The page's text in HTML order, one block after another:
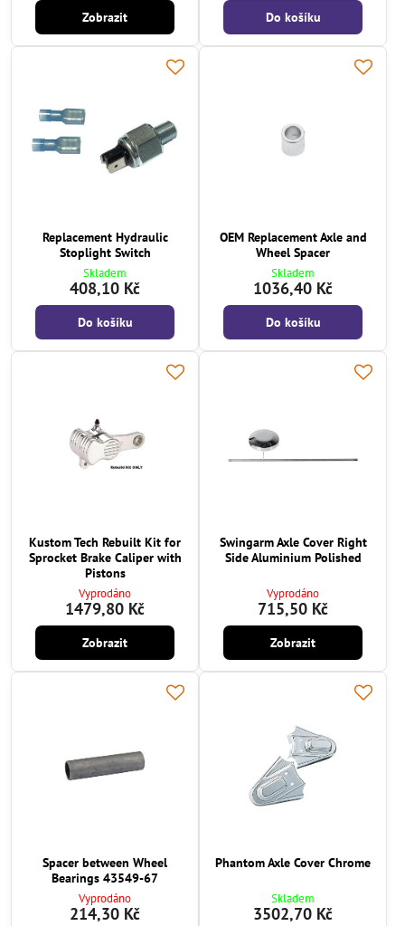
Zobrazit Do košíku
Replacement Hydraulic
Stoplight Switch
Skladem
408,10 Kč
Do košíku
OEM Replacement Axle and
Wheel Spacer
Skladem
1036,40 Kč
Do košíku
Kustom Tech Rebuilt Kit for
Sprocket Brake Caliper with
Pistons
Vyprodáno
1479,80 Kč
Zobrazit
Swingarm Axle Cover Right
Side Aluminium Polished
Vyprodáno
715,50 Kč
Zobrazit
Spacer between Wheel
Bearings 43549-67
Vyprodáno
214,30 Kč
Phantom Axle Cover Chrome
Skladem
3502,70 Kč